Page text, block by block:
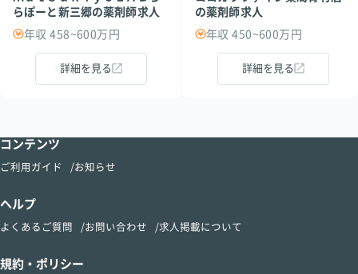
らぽーと新三郷の薬剤師求人
年収 458~600万円
詳細を見る
の薬剤師求人
年収 450~600万円
詳細を見る
コンテンツ
ご利用ガイド お知らせ
ヘルプ
よくあるご質問 お問い合わせ 求人掲載について
規約・ポリシー